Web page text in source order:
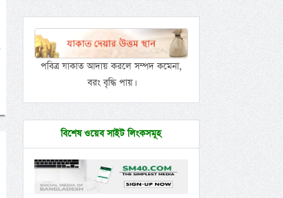
পবিত্র যাকাত আদায় করলে সম্পদ কমেনা,
বরং বৃদ্ধি পায়।
বিশেষ ওয়েব সাইট লিংকসমূহ